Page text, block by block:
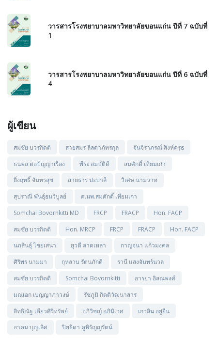
วารสารโรงพยาบาลมหาวิทยาลัยขอนแก่น ปีที่ 7 ฉบับที่
1
วารสารโรงพยาบาลมหาวิทยาลัยขอนแก่น ปีที่ 6 ฉบับที่
4
ผู้เขียน
สมชัย บวรกิตติ สายสมร ลีลดาภัทรกุล
จันจิราภรณ์ สิงห์ครุธ
ธนพล ต่อปัญญาเรือง
พีระ สมบัติดี
สมศักดิ์ เทียมเก่า
ยิ่งฤทธิ์ จันทรสุข
สายธาร ปะปาลี
วิเศษ นามวาท
สุปราณี พันธุ์ธนวิบูลย์
ศ.นพ.สมศักดิ์ เทียมเก่า
Somchai Bovornkitti MD
FRCP FRACP
Hon. FACP
สมชัย บวรกิตติ
Hon. MRCP FRCP FRACP
Hon. FACP
นภสินธุ์ ไชยเสนา
ยุวดี ลาดเหลา
กาญจนา แก้วมงคล
ศิริพร นามมา
กุหลาบ รัตนภักดี
รานี แสงจันทร์นวล
สมชัย บวรกิตติ
Somchai Bovornkitti
อารยา อิสณพงศ์
มณเอก เบญญาภาวงษ์
รัชภูมิ กิตติวัฒนาสาร
สิทธิณัฐ เตียวศิริทรัพย์
อภิวิชญ์ อภินิเวศ
เกวลิน อยู่ยืน
อาคม บุญเลิศ
ปิยธิดา คูหิรัญญรัตน์